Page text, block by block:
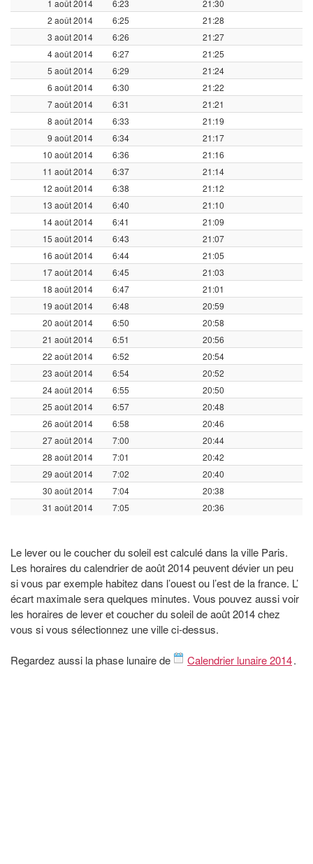
1 août 2014 6:23
21:30
2 août 2014
6:25
21:28
3 août 2014
6:26
21:27
4 août 2014
6:27
21:25
5 août 2014
6:29
21:24
6 août 2014
6:30
21:22
7 août 2014
6:31
21:21
8 août 2014
6:33
21:19
9 août 2014
6:34
21:17
10 août 2014
6:36
21:16
11 août 2014
6:37
21:14
12 août 2014
6:38
21:12
13 août 2014
6:40
21:10
14 août 2014
6:41
21:09
15 août 2014
6:43
21:07
16 août 2014
6:44
21:05
17 août 2014
6:45
21:03
18 août 2014
6:47
21:01
19 août 2014
6:48
20:59
20 août 2014
6:50
20:58
21 août 2014
6:51
20:56
22 août 2014
6:52
20:54
23 août 2014
6:54
20:52
24 août 2014
6:55
20:50
25 août 2014
6:57
20:48
26 août 2014
6:58
20:46
27 août 2014
7:00
20:44
28 août 2014
7:01
20:42
29 août 2014
7:02
20:40
30 août 2014
7:04
20:38
31 août 2014
7:05 20:36
Le lever ou le coucher du soleil est calculé dans la ville Paris.
Les horaires du calendrier de août 2014 peuvent dévier un peu
si vous par exemple habitez dans l’ouest ou l’est de la france. L’
écart maximale sera quelques minutes. Vous pouvez aussi voir
les horaires de lever et coucher du soleil de août 2014 chez
vous si vous sélectionnez une ville ci-dessus.
Regardez aussi la phase lunaire de Calendrier lunaire 2014.